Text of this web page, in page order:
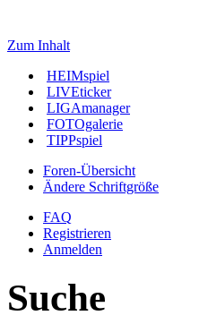
Zum Inhalt
HEIMspiel
LIVEticker
LIGAmanager
FOTOgalerie
TIPPspiel
Foren-Übersicht
Ändere Schriftgröße
FAQ
Registrieren
Anmelden
Suche